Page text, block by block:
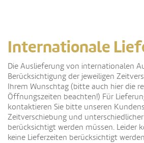
Internationale
Die Auslieferung von internationalen
Berücksichtigung der jeweiligen
Ihrem Wunschtag (bitte auch hier die
Öffnungszeiten beachten!) Für
kontaktieren Sie bitte unseren
Zeitverschiebung und
berücksichtigt werden müssen. Leider
keine Lieferzeiten berücksichtigt